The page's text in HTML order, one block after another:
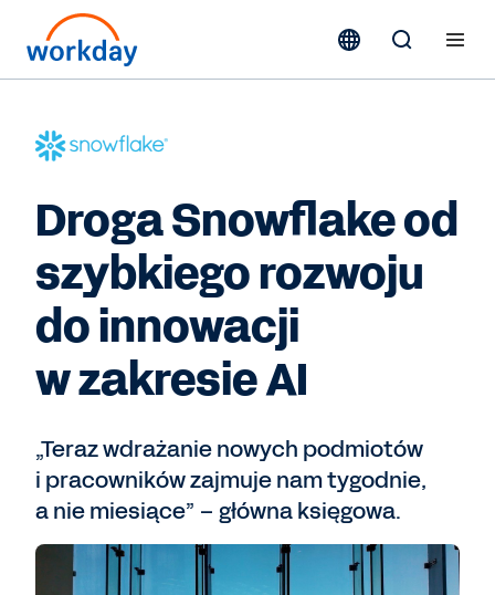
Droga Snowflake od
szybkiego rozwoju
do innowacji
w zakresie AI
„Teraz wdrażanie nowych podmiotów
i pracowników zajmuje nam tygodnie,
a nie miesiące” – główna księgowa.